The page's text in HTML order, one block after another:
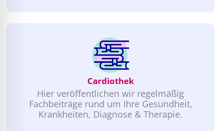
Cardiothek
Hier veröffentlichen wir regelmäßig
Fachbeiträge rund um Ihre Gesundheit,
Krankheiten, Diagnose & Therapie.